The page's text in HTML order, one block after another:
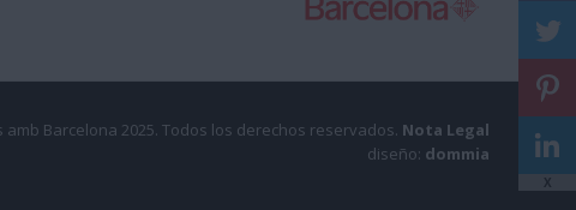
Barcelona 2025. Todos los derechos reservados. Nota Legal
diseño: dommia
X